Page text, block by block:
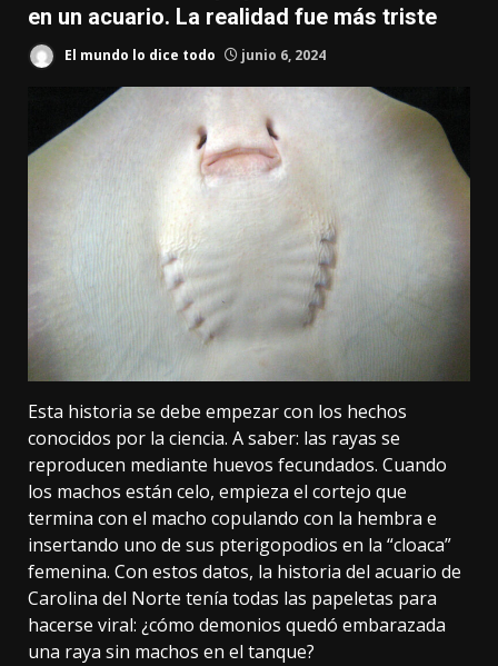
en un acuario. La realidad fue más triste
El mundo lo dice todo junio 6, 2024
Esta historia se debe empezar con los hechos
conocidos por la ciencia. A saber: las rayas se
reproducen mediante huevos fecundados. Cuando
los machos están celo, empieza el cortejo que
termina con el macho copulando con la hembra e
insertando uno de sus pterigopodios en la “cloaca”
femenina. Con estos datos, la historia del acuario de
Carolina del Norte tenía todas las papeletas para
hacerse viral: ¿cómo demonios quedó embarazada
una raya sin machos en el tanque?